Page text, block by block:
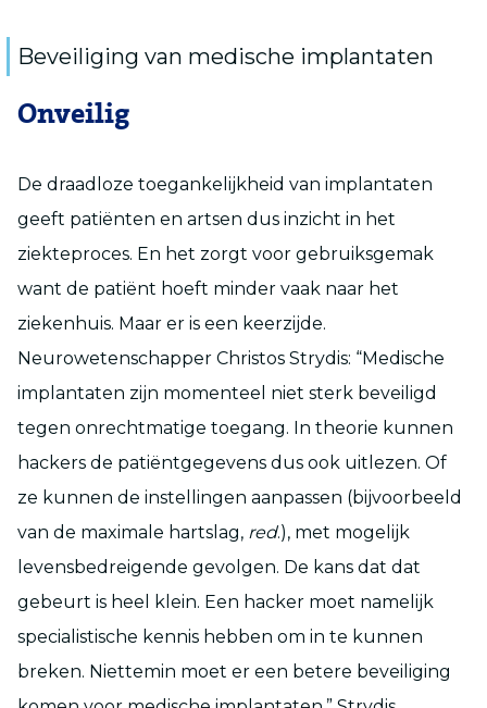
Beveiliging van medische implantaten
Onveilig
De draadloze toegankelijkheid van implantaten
geeft patiënten en artsen dus inzicht in het
ziekteproces. En het zorgt voor gebruiksgemak
want de patiënt hoeft minder vaak naar het
ziekenhuis. Maar er is een keerzijde.
Neurowetenschapper Christos Strydis: “Medische
implantaten zijn momenteel niet sterk beveiligd
tegen onrechtmatige toegang. In theorie kunnen
hackers de patiëntgegevens dus ook uitlezen. Of
ze kunnen de instellingen aanpassen (bijvoorbeeld
van de maximale hartslag, red.), met mogelijk
levensbedreigende gevolgen. De kans dat dat
gebeurt is heel klein. Een hacker moet namelijk
specialistische kennis hebben om in te kunnen
breken. Niettemin moet er een betere beveiliging